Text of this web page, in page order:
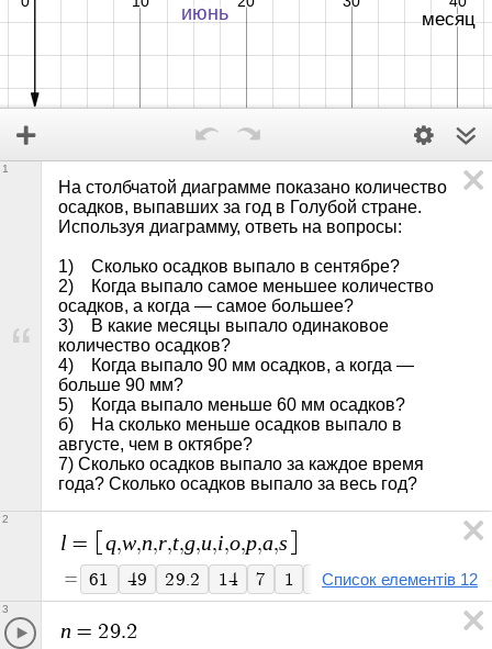
На столбчатой диаграмме показано количество
осадков, выпавших за год в Голубой стране.
Используя диаграмму, ответь на вопросы:
1)    Сколько осадков выпало в сентябре?
2)    Когда выпало самое меньшее количество
осадков, а когда — самое большее?
3)    В какие месяцы выпало одинаковое
количество осадков?
4)    Когда выпало 90 мм осадков, а когда —
больше 90 мм?
5)    Когда выпало меньше 60 мм осадков?
б)    На сколько меньше осадков выпало в
августе, чем в октябре?
7) Сколько осадков выпало за каждое время
года? Сколько осадков выпало за весь год?
1
l = q,w,n,r,t,g,u,i,o,p,a,s
= 61 49 29.2 14 7 1 8 1 4 29 38
Список елементів 12
2
n = 29.2
3